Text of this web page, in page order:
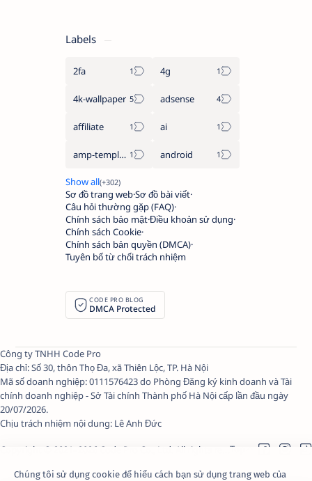
Labels
2fa 4g
4k-wallpaper adsense
affiliate ai
amp-template android
Sơ đồ trang webSơ đồ bài viết
Câu hỏi thường gặp (FAQ)
Chính sách bảo mậtĐiều khoản sử dụng
Chính sách Cookie
Chính sách bản quyền (DMCA)
Tuyên bố từ chối trách nhiệm
CODE PRO BLOG
DMCA Protected
Công ty TNHH Code Pro
Địa chỉ: Số 30, thôn Thọ Đa, xã Thiên Lộc, TP. Hà Nội
Mã số doanh nghiệp: 0111576423 do Phòng Đăng ký kinh doanh và Tài
chính doanh nghiệp - Sở Tài chính Thành phố Hà Nội cấp lần đầu ngày
20/07/2026.
Chịu trách nhiệm nội dung: Lê Anh Đức
Copyright © 2021– 2026 Code Pro Co., Ltd. All rights reserved.
Chúng tôi sử dụng cookie để hiểu cách bạn sử dụng trang web của